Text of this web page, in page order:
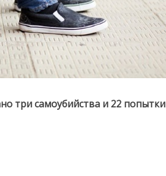
три самоубийства и 22 попытки